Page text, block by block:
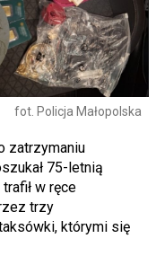
fot. Policja Małopolska
zatrzymaniu
75-letnią
w ręce
trzy
którymi się